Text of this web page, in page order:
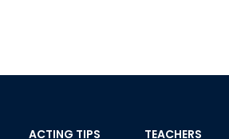
ACTING TIPS
TEACHERS